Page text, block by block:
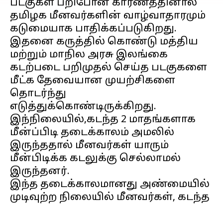
படகுகள் பறிபோன காரணத்தினால்
தமிழக மீனவர்களின் வாழ்வாதாரமும்
கடுமையாக பாதிக்கப்படுகிறது.
இதனை கருத்தில் கொண்டு மத்திய
மற்றும் மாநில அரசு இலங்கை
கடற்படை பறிமுதல் செய்த படகுகளை
மீட்க தேவையான முயற்சிகளை
தொடர்ந்து
எடுத்துக்கொண்டிருக்கிறது.
இந்நிலையில்,கடந்த 2 மாதங்களாக
மீன்ப்பிடி தடைக்காலம் அமலில்
இருந்ததால் மீனவர்கள் யாரும்
மீன்பிடிக்க கடலுக்கு செல்லாமல்
இருந்தனர்.
இந்த தடைக்காலமானது அண்மையில்
முடிவுற்ற நிலையில் மீனவர்கள், கடந்த